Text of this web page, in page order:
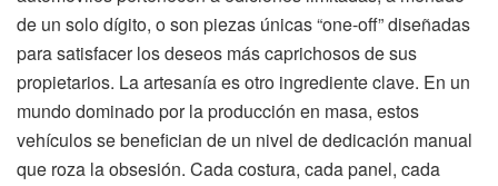
de un solo dígito, o son piezas únicas “one-off” diseñadas
para satisfacer los deseos más caprichosos de sus
propietarios. La artesanía es otro ingrediente clave. En un
mundo dominado por la producción en masa, estos
vehículos se benefician de un nivel de dedicación manual
que roza la obsesión. Cada costura, cada panel, cada